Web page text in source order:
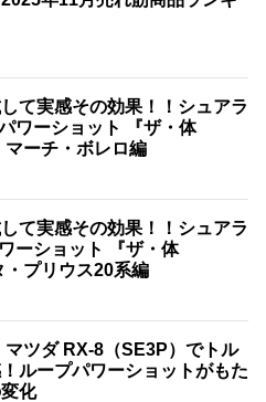
て実感その効果！！シュアラ
ワーショット 『ザ・体
ーチ・ボレロ編
て実感その効果！！シュアラ
ーショット 『ザ・体
・プリウス20系編
マツダ RX-8（SE3P）でトル
ループパワーショットがもた
化